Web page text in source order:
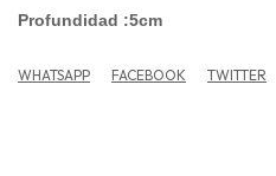
Profundidad :5cm
WHATSAPP FACEBOOK TWITTER